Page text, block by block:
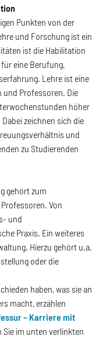
Punkten von der
und Forschung ist ein
ist die Habilitation
eine Berufung,
Lehre ist eine
und Professoren. Die
höher
zeichnen sich die
und
zu Studierenden
gehört zum
Von
und
Praxis. Ein weiteres
Hierzu gehört u.a.
oder die
haben, was sie an
macht, erzählen
– Karriere mit
im unten verlinkten